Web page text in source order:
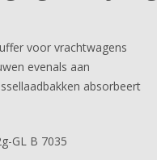
voor vrachtwagens
evenals aan
absorbeert
GL B 7035